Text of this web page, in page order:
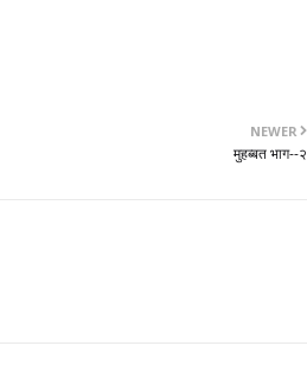
NEWER
मुहब्बत भाग--२